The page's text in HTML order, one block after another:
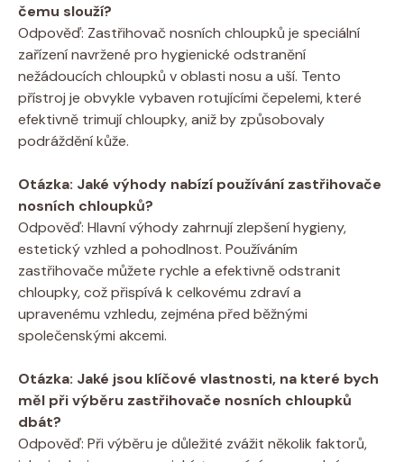
čemu slouží?
Odpověď: Zastřihovač nosních chloupků je speciální
zařízení navržené pro hygienické odstranění
nežádoucích chloupků v oblasti nosu a uší. Tento
přístroj je obvykle vybaven rotujícími čepelemi, které
efektivně trimují chloupky, aniž by způsobovaly
podráždění kůže.
Otázka: Jaké výhody nabízí používání zastřihovače
nosních chloupků?
Odpověď: Hlavní výhody zahrnují zlepšení hygieny,
estetický vzhled a pohodlnost. Používáním
zastřihovače můžete rychle a efektivně odstranit
chloupky, což přispívá k celkovému zdraví a
upravenému vzhledu, zejména před běžnými
společenskými akcemi.
Otázka: Jaké jsou klíčové vlastnosti, na které bych
měl při výběru zastřihovače nosních chloupků
dbát?
Odpověď: Při výběru je důležité zvážit několik faktorů,